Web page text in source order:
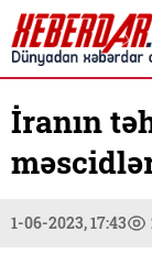
İranın
1-06-2023, 17:43